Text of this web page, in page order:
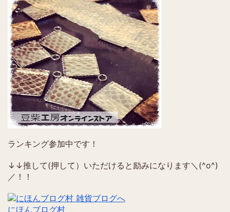
ランキング参加中です！
↓↓推して(押して）いただけると励みになります＼(^o^)
／！！
にほんブログ村